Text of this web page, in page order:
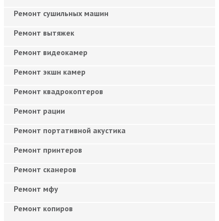
Ремонт сушильных машин
Ремонт вытяжек
Ремонт видеокамер
Ремонт экшн камер
Ремонт квадрокоптеров
Ремонт рации
Ремонт портативной акустика
Ремонт принтеров
Ремонт сканеров
Ремонт мфу
Ремонт копиров